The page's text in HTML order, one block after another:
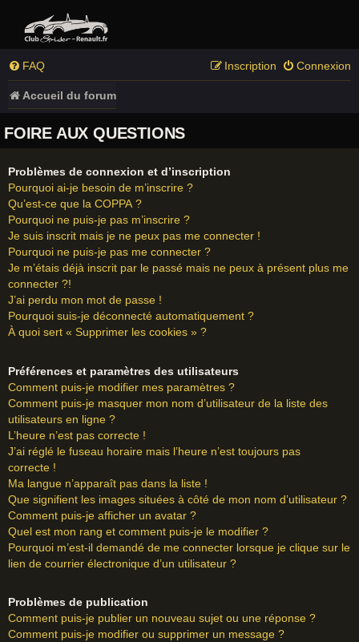
FAQ Connexion
Inscription
Accueil du forum
FOIRE AUX QUESTIONS
Problèmes de connexion et d’inscription
Pourquoi ai-je besoin de m’inscrire ?
Qu’est-ce que la COPPA ?
Pourquoi ne puis-je pas m’inscrire ?
Je suis inscrit mais je ne peux pas me connecter !
Pourquoi ne puis-je pas me connecter ?
Je m’étais déjà inscrit par le passé mais ne peux à présent plus me
connecter ?!
J’ai perdu mon mot de passe !
Pourquoi suis-je déconnecté automatiquement ?
À quoi sert « Supprimer les cookies » ?
Préférences et paramètres des utilisateurs
Comment puis-je modifier mes paramètres ?
Comment puis-je masquer mon nom d’utilisateur de la liste des
utilisateurs en ligne ?
L’heure n’est pas correcte !
J’ai réglé le fuseau horaire mais l’heure n’est toujours pas
correcte !
Ma langue n’apparaît pas dans la liste !
Que signifient les images situées à côté de mon nom d’utilisateur ?
Comment puis-je afficher un avatar ?
Quel est mon rang et comment puis-je le modifier ?
Pourquoi m’est-il demandé de me connecter lorsque je clique sur le
lien de courrier électronique d’un utilisateur ?
Problèmes de publication
Comment puis-je publier un nouveau sujet ou une réponse ?
Comment puis-je modifier ou supprimer un message ?